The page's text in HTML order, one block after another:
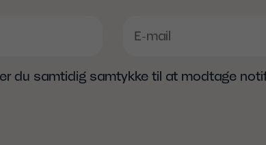
du samtidig samtykke til at modtage